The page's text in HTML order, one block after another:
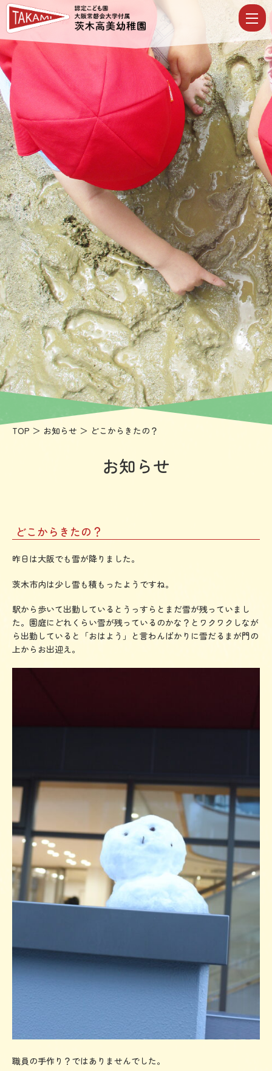
ど
こ
か
ら
き
た
の
|
認
定
こ
ど
も
園
大
阪
常
磐
会
大
学
付
幼
TOP ＞ お知らせ ＞ どこからきたの？
お知らせ
どこからきたの？
昨日は大阪でも雪が降りました。
茨木市内は少し雪も積もったようですね。
駅から歩いて出勤しているとうっすらとまだ雪が残っていまし
た。園庭にどれくらい雪が残っているのかな？とワクワクしなが
ら出勤していると「おはよう」と言わんばかりに雪だるまが門の
上からお出迎え。
職員の手作り？ではありませんでした。